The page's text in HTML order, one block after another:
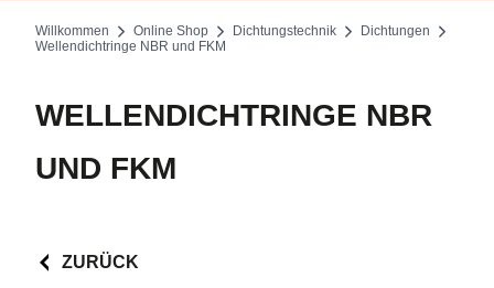
Willkommen Online Shop Dichtungstechnik
Dichtungen
Wellendichtringe NBR und FKM
WELLENDICHTRINGE NBR
UND FKM
ZURÜCK